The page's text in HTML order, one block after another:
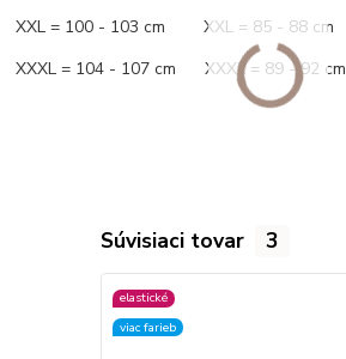
XXL = 100 - 103 cm XXL = 85 - 88 cm
XXXL = 104 - 107 cm XXXL = 89 - 92 cm
Súvisiaci tovar 3
elastické
viac farieb